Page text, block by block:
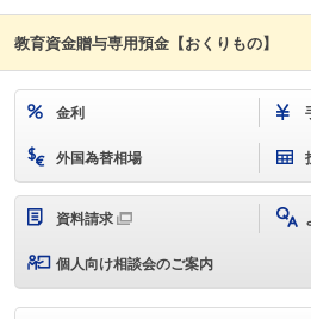
教育資金贈与専用預金【おくりもの】
金利
外国為替相場
資料請求
個人向け相談会のご案内